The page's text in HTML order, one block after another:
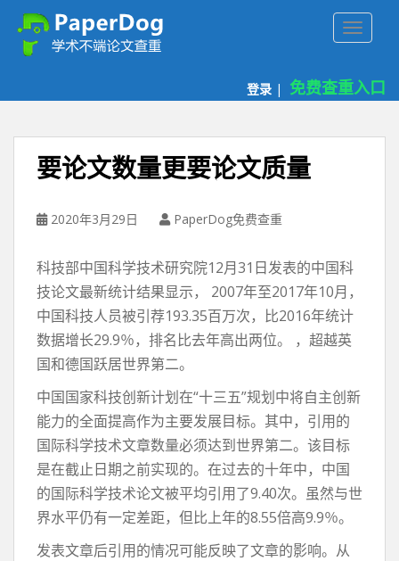
登录 | 免费查重入口
要论文数量更要论文质量
2020年3月29日 PaperDog免费查重
科技部中国科学技术研究院12月31日发表的中国科
技论文最新统计结果显示， 2007年至2017年10月，
中国科技人员被引荐193.35百万次，比2016年统计
数据增长29.9％，排名比去年高出两位。 ，超越英
国和德国跃居世界第二。
中国国家科技创新计划在“十三五”规划中将自主创新
能力的全面提高作为主要发展目标。其中，引用的
国际科学技术文章数量必须达到世界第二。该目标
是在截止日期之前实现的。在过去的十年中，中国
的国际科学技术论文被平均引用了9.40次。虽然与世
界水平仍有一定差距，但比上年的8.55倍高9.9％。
发表文章后引用的情况可能反映了文章的影响。从